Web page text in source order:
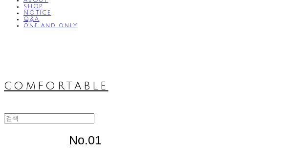
SHOP
NOTICE
Q&A
one and only
comfortable
No.01